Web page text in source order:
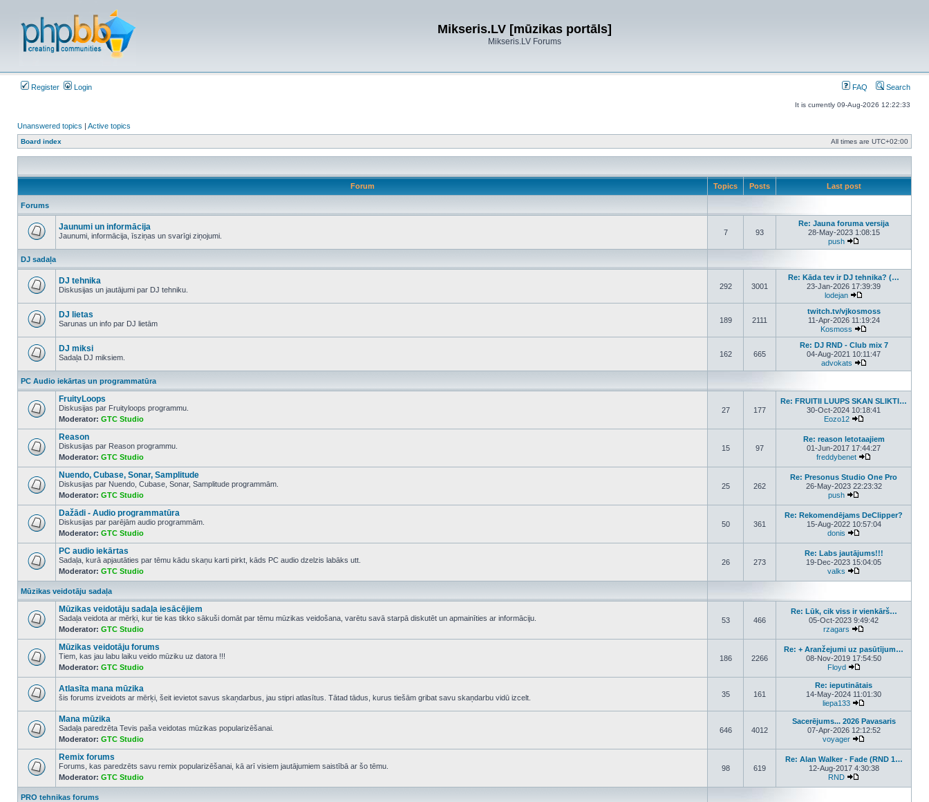
Mikseris.LV [mūzikas portāls]
Mikseris.LV Forums
Register Login FAQ Search
It is currently 09-Aug-2026 12:22:33
Unanswered topics | Active topics
Board index All times are UTC+02:00
Forum Topics Posts Last post
Forums
unread
posts
Jaunumi un informācija
Jaunumi, informācija, īsziņas un svarīgi ziņojumi. 7 93
Re: Jauna foruma versija
28-May-2023 1:08:15
push
View the latest post
DJ sadaļa
unread
posts
DJ tehnika
Diskusijas un jautājumi par DJ tehniku. 292 3001
Re: Kāda tev ir DJ tehnika? (…
23-Jan-2026 17:39:39
lodejan
View the latest post
unread
posts
DJ lietas
Sarunas un info par DJ lietām 189 2111
twitch.tv/vjkosmoss
11-Apr-2026 11:19:24
Kosmoss
View the latest
unread
posts
DJ miksi
Sadaļa DJ miksiem. 162 665
Re: DJ RND - Club mix 7
04-Aug-2021 10:11:47
advokats
View the latest
PC Audio iekārtas un programmatūra
No
unread
posts
FruityLoops
Diskusijas par Fruityloops programmu.
Moderator: GTC Studio
27 177
Re: FRUITII LUUPS SKAN SLIKTI…
30-Oct-2024 10:18:41
Eozo12
No
unread
posts
Reason
Diskusijas par Reason programmu.
Moderator: GTC Studio
15 97
Re: reason letotaajiem
01-Jun-2017 17:44:27
freddybenet
No
unread
posts
Nuendo, Cubase, Sonar, Samplitude
Diskusijas par Nuendo, Cubase, Sonar, Samplitude programmām.
Moderator: GTC Studio
25 262
Re: Presonus Studio One Pro
26-May-2023 22:23:32
push
No
unread
posts
Dažādi - Audio programmatūra
Diskusijas par parējām audio programmām.
Moderator: GTC Studio
50 361
Re: Rekomendējams DeClipper?
15-Aug-2022 10:57:04
donis
No
unread
posts
PC audio iekārtas
Sadaļa, kurā apjautāties par tēmu kādu skaņu karti pirkt, kāds PC audio dzelzis labāks utt.
Moderator: GTC Studio
26 273
Re: Labs jautājums!!!
19-Dec-2023 15:04:05
valks
Mūzikas veidotāju sadaļa
No
unread
posts
Mūzikas veidotāju sadaļa iesācējiem
Sadaļa veidota ar mērķi, kur tie kas tikko sākuši domāt par tēmu mūzikas veidošana, varētu savā starpā diskutēt un apmainīties ar informāciju.
Moderator: GTC Studio
53 466
Re: Lūk, cik viss ir vienkārš…
05-Oct-2023 9:49:42
rzagars
No
unread
posts
Mūzikas veidotāju forums
Tiem, kas jau labu laiku veido mūziku uz datora !!!
Moderator: GTC Studio
186 2266
Re: + Aranžejumi uz pasūtījum…
08-Nov-2019 17:54:50
Floyd
unread
posts
Atlasīta mana mūzika
šis forums izveidots ar mērķi, šeit ievietot savus skaņdarbus, jau stipri atlasītus. Tātad tādus, kurus tiešām gribat savu skaņdarbu vidū izcelt. 35 161
Re: ieputinātais
14-May-2024 11:01:30
liepa133
View the latest post
No
unread
posts
Mana mūzika
Sadaļa paredzēta Tevis paša veidotas mūzikas popularizēšanai.
Moderator: GTC Studio
646 4012
Sacerējums... 2026 Pavasaris
07-Apr-2026 12:12:52
voyager
No
unread
posts
Remix forums
Forums, kas paredzēts savu remix popularizēšanai, kā arī visiem jautājumiem saistībā ar šo tēmu.
Moderator: GTC Studio
98 619
Re: Alan Walker - Fade (RND 1…
12-Aug-2017 4:30:38
RND
PRO tehnikas forums